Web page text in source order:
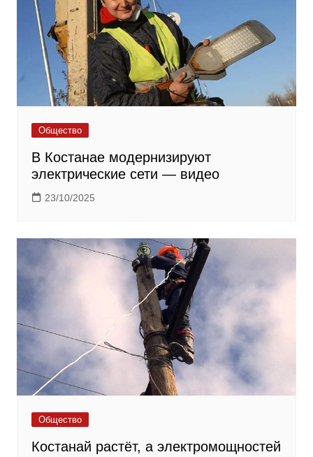
Общество
В Костанае модернизируют
электрические сети — видео
23/10/2025
Общество
Костанай растёт, а электромощностей